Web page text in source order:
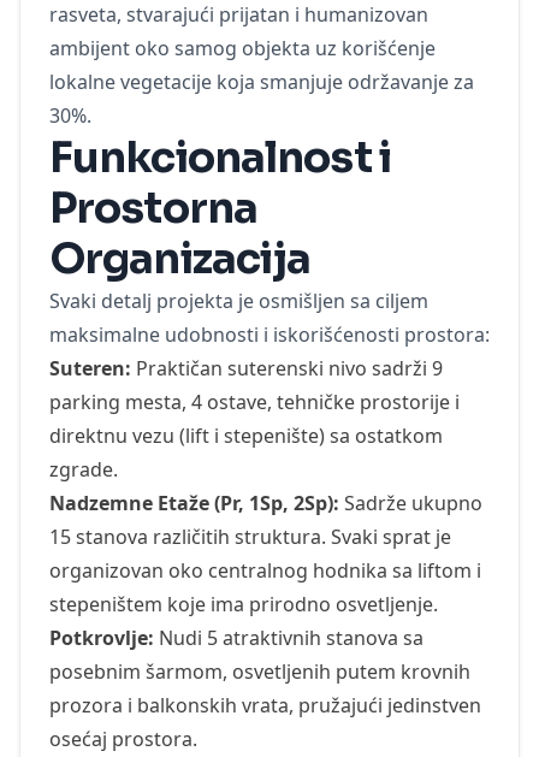
rasveta, stvarajući prijatan i humanizovan
ambijent oko samog objekta uz korišćenje
lokalne vegetacije koja smanjuje održavanje za
30%.
Funkcionalnost i
Prostorna
Organizacija
Svaki detalj projekta je osmišljen sa ciljem
maksimalne udobnosti i iskorišćenosti prostora:
Suteren: Praktičan suterenski nivo sadrži 9
parking mesta, 4 ostave, tehničke prostorije i
direktnu vezu (lift i stepenište) sa ostatkom
zgrade.
Nadzemne Etaže (Pr, 1Sp, 2Sp): Sadrže ukupno
15 stanova različitih struktura. Svaki sprat je
organizovan oko centralnog hodnika sa liftom i
stepeništem koje ima prirodno osvetljenje.
Potkrovlje: Nudi 5 atraktivnih stanova sa
posebnim šarmom, osvetljenih putem krovnih
prozora i balkonskih vrata, pružajući jedinstven
osećaj prostora.